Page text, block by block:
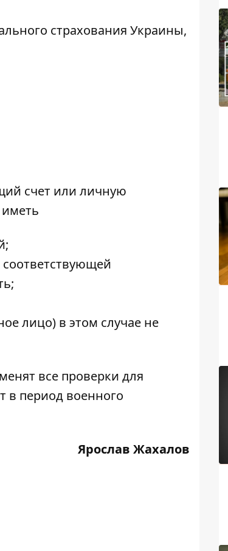
страхования Украины,
счет или личную
лицо) в этом случае не
все проверки для
в период военного
Ярослав Жахалов